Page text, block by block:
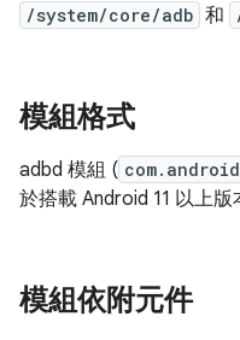
/system/core/adb 和
模組格式
adbd 模組 (
於搭載 Android 11 以上版
模組依附元件